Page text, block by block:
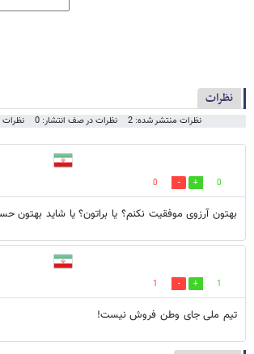
نظرات
نظرات منتشر شده: 2 نظرات در صف انتشار: 0 نظرات
0
0
بهتون آرزوی موفقیت نکنم؟ یا براتون؟ یا شاید بهتون
1
1
تیم ملی جای وطن فروش نیست!